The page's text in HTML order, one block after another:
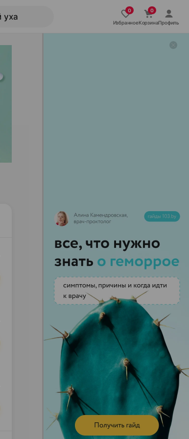
ИзбранноеКорзинаПрофиль